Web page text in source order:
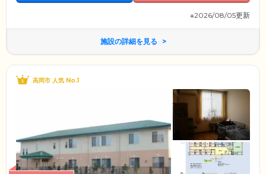
※2026/08/05更新
施設の詳細を見る
高岡市 人気 No.1